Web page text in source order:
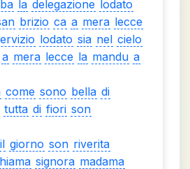
la delegazione lodato
brizio ca a mera lecce
lodato sia nel cielo
a mera lecce la mandu a
come sono bella di
tutta di fiori son
il giorno son riverita
signora madama